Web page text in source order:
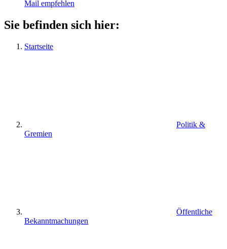
Mail empfehlen
Sie befinden sich hier:
Startseite
Politik &
Gremien
Öffentliche
Bekanntmachungen